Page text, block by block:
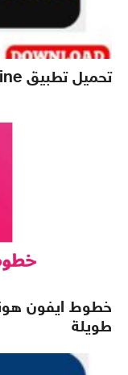
تحميل تطبيق YouCine مهكر Apk للاندرويد 2026
طويلة